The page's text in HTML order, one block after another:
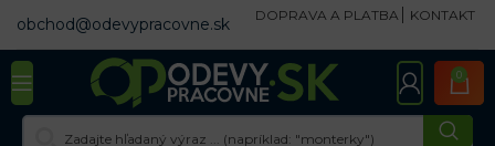
obchod@odevypracovne.sk DOPRAVA A PLATBA KONTAKT
0